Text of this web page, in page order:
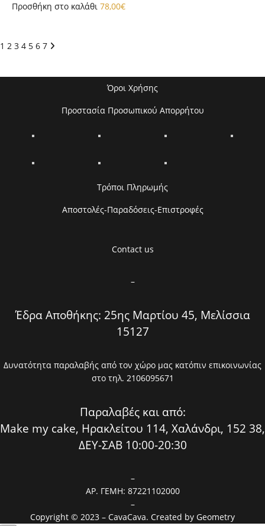
Προσθήκη στο καλάθι 78,00€
1 2 3 4 5 6 7
Όροι Χρήσης
Προστασία Προσωπικού Απορρήτου
Τρόποι Πληρωμής
Αποστολές-Παραδόσεις-Επιστροφές
Contact us
–
Έδρα Αποθήκης: 25ης Μαρτίου 45, Μελίσσια
15127
Δυνατότητα παραλαβής από τον χώρο μας κατόπιν επικοινωνίας
στο τηλ. 2106095671
Παραλαβές και από:
Make my cake, Ηρακλείτου 114, Χαλάνδρι, 152 38,
ΔΕΥ-ΣΑΒ 10:00-20:30
–
ΑΡ. ΓΕΜΗ: 87221102000
–
Copyright © 2023 – CavaCava. Created by Geometry